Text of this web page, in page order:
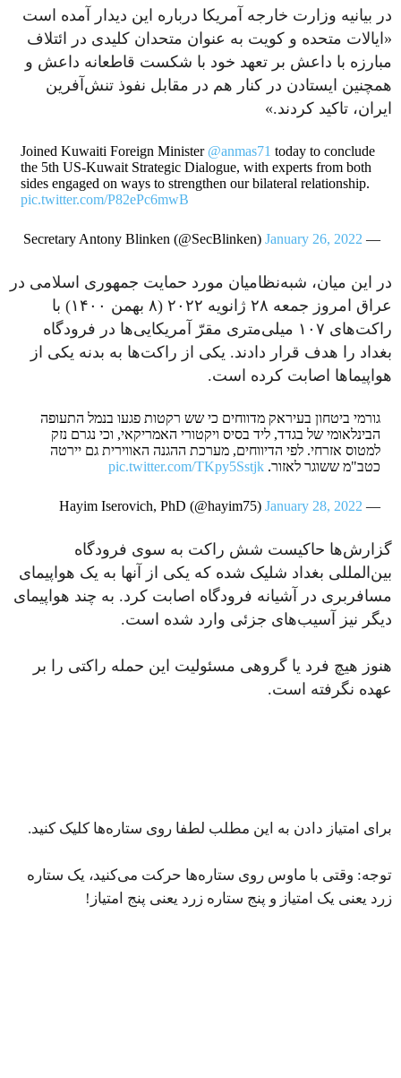
در بیانیه وزارت خارجه آمریکا درباره این دیدار آمده است
«ایالات متحده و کویت به عنوان متحدان کلیدی در ائتلاف
مبارزه با داعش بر تعهد خود با شکست قاطعانه داعش و
همچنین ایستادن در کنار هم در مقابل نفوذ تنش‌آفرین
ایران، تاکید کردند.»
Joined Kuwaiti Foreign Minister @anmas71 today to conclude
the 5th US-Kuwait Strategic Dialogue, with experts from both
sides engaged on ways to strengthen our bilateral relationship.
pic.twitter.com/P82ePc6mwB
— Secretary Antony Blinken (@SecBlinken)
January 26, 2022
در این میان، شبه‌نظامیان مورد حمایت جمهوری اسلامی در
عراق امروز جمعه ۲۸ ژانویه ۲۰۲۲ (۸ بهمن ۱۴۰۰) با
راکت‌های ۱۰۷ میلی‌متری مقرّ آمریکایی‌ها در فرودگاه
بغداد را هدف قرار دادند. یکی از راکت‌ها به بدنه یکی از
هواپیماها اصابت کرده است.
גורמי ביטחון בעיראק מדווחים כי שש רקטות פגעו בנמל התעופה
הבינלאומי של בגדד, ליד בסיס ויקטורי האמריקאי, וכי נגרם נזק
למטוס אזרחי. לפי הדיווחים, מערכת ההגנה האווירית גם יירטה
כטב"מ ששוגר לאזור. pic.twitter.com/TKpy5Sstjk
— Hayim Iserovich, PhD (@hayim75)
January 28, 2022
گزارش‌ها حاکیست شش راکت به سوی فرودگاه
بین‌‌المللی بغداد شلیک شده که یکی از آنها به یک هواپیمای
مسافربری در آشیانه فرودگاه اصابت کرد. به چند هواپیمای
دیگر نیز آسیب‌های جزئی وارد شده است.
هنوز هیچ فرد یا گروهی مسئولیت این حمله راکتی را بر
عهده نگرفته است.
برای امتیاز دادن به این مطلب لطفا روی ستاره‌ها کلیک کنید.
توجه: وقتی با ماوس روی ستاره‌ها حرکت می‌کنید، یک ستاره
زرد یعنی یک امتیاز و پنج ستاره زرد یعنی پنج امتیاز!